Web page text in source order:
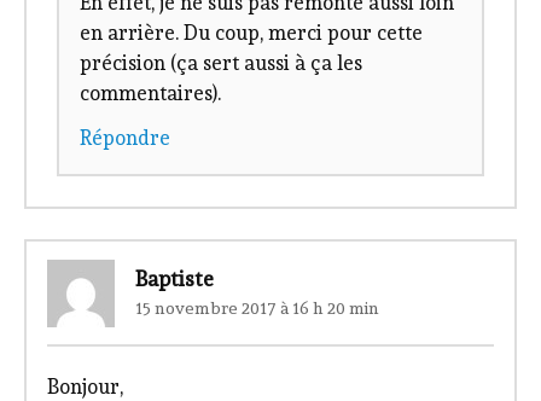
en arrière. Du coup, merci pour cette
précision (ça sert aussi à ça les
commentaires).
Répondre
Baptiste
15 novembre 2017 à 16 h 20 min
Bonjour,